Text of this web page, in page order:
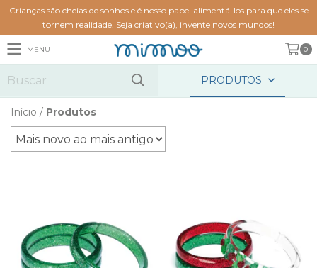
Crianças são cheias de sonhos e é nosso papel alimentá-los para que eles se
tornem realidade. Seja criativo(a), invente novos mundos!
MENU 0
PRODUTOS
Início / Produtos